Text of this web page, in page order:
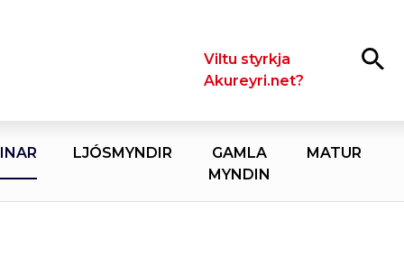
LeitaViltu styrkja
Akureyri.net?
LJÓSMYNDIR
GAMLA
MYNDIN
MATUR